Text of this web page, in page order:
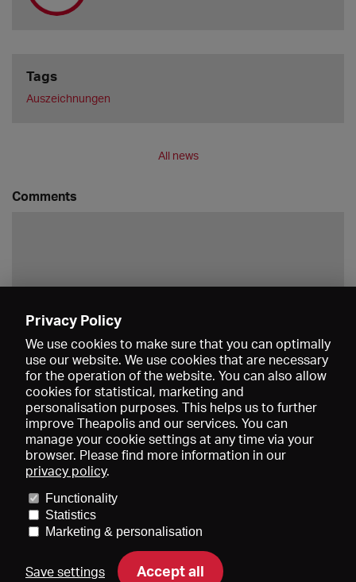
Tags
Auszeichnungen
All news
Comments
About us
Imprint
Privacy Policy
We use cookies to make sure that you can optimally
use our website. We use cookies that are necessary
for the operation of the website. You can also allow
cookies for statistical, marketing and
personalisation purposes. This helps us to further
improve Theapolis and our services. You can
manage your cookie settings at any time via your
browser. Please find more information in our
privacy policy.
Functionality
Statistics
Marketing & personalisation
Save settings Accept all